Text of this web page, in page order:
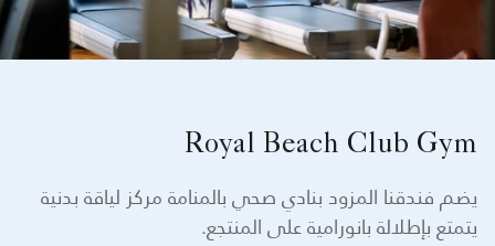
Royal Beach Club Gym
يضم فندقنا المزود بنادي صحي بالمنامة مركز لياقة بدنية
يتمتع بإطلالة بانورامية على المنتجع.